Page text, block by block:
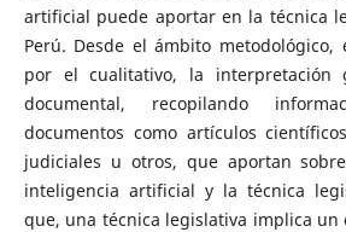
artificial puede aportar en la técnica
Perú. Desde el ámbito
por el cualitativo, la interpretación
documental, recopilando
documentos como artículos
judiciales u otros, que aportan
inteligencia artificial y la técnica
que, una técnica legislativa implica